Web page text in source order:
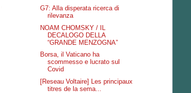
G7: Alla disperata ricerca di
rilevanza
NOAM CHOMSKY / IL
DECALOGO DELLA
“GRANDE MENZOGNA”
Borsa, il Vaticano ha
scommesso e lucrato sul
Covid
[Reseau Voltaire] Les principaux
titres de la sema...